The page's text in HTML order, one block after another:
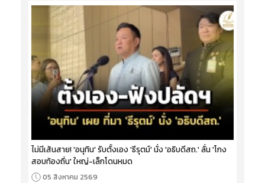
ไม่มีเส้นสาย! 'อนุทิน' รับตั้งเอง 'ธีรุตม์' นั่ง 'อธิบดีสถ.' ลั่น 'โกง
สอบท้องถิ่น' ใหญ่-เล็กโดนหมด
05 สิงหาคม 2569